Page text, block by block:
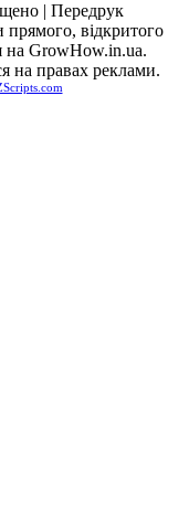
| Передрук
прямого, відкритого
на GrowHow.in.ua.
на правах реклами.